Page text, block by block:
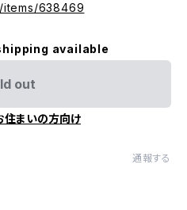
items/638469
available
out
住まいの方向け
通報する